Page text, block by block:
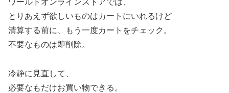
ワールドオンラインストアでは、
とりあえず欲しいものはカートにいれるけど
清算する前に、もう一度カートをチェック。
不要なものは即削除。
冷静に見直して、
必要なもだけお買い物できる。